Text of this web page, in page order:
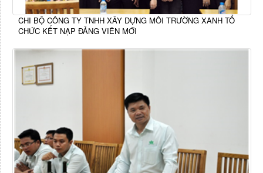
CHI BỘ CÔNG TY TNHH XÂY DỰNG MÔI TRƯỜNG XANH TỔ
CHỨC KẾT NẠP ĐẢNG VIÊN MỚI